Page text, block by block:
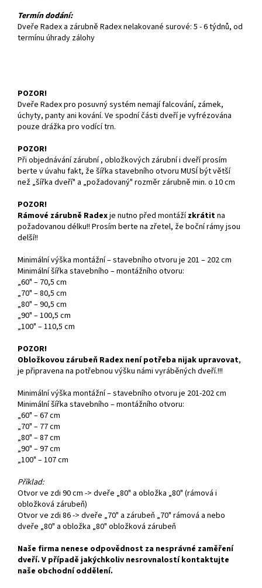
Termín dodání:
Dveře Radex a zárubně Radex nelakované surové: 5 - 6 týdnů, od
termínu úhrady zálohy
POZOR!
Dveře Radex pro posuvný systém nemají falcování, zámek,
úchyty, panty ani kování. Ve spodní části dveří je vyfrézována
pouze drážka pro vodící trn.
POZOR!
Při objednávání zárubní , obložkových zárubní i dveří prosím
berte v úvahu fakt, že šířka stavebního otvoru MUSÍ být větší
než „šířka dveří" a „požadovaný" rozměr zárubně min. o 10 cm
POZOR!
Rámové zárubně Radexje nutno před montážízkrátitna
požadovanou délku!! Prosím berte na zřetel, že boční rámy jsou
delší!!
Minimální výška montážní – stavebního otvoru je 201 – 202 cm
Minimální šířka stavebního – montážního otvoru:
„60" – 70,5 cm
„70" – 80,5 cm
„80" – 90,5 cm
„90" – 100,5 cm
„100" – 110,5 cm
POZOR!
Obložkovou zárubeň Radex není potřeba nijak upravovat,
je připravena na potřebnou výšku námi vyráběných dveří.!!!
Minimální výška montážní – stavebního otvoru je 201-202 cm
Minimální šířka stavebního – montážního otvoru:
„60" – 67 cm
„70" – 77 cm
„80" – 87 cm
„90" – 97 cm
„100" – 107 cm
Příklad:
Otvor ve zdi 90 cm -> dveře „80" a obložka „80" (rámová i
obložková zárubeň)
Otvor ve zdi 86 -> dveře „70" a zárubeň „70" rámová a nebo
dveře „80" a obložka „80" obložková zárubeň
Naše firma nenese odpovědnost za nesprávné zaměření
dveří. V případě jakýchkoliv nesrovnalostí kontaktujte
naše obchodní oddělení.